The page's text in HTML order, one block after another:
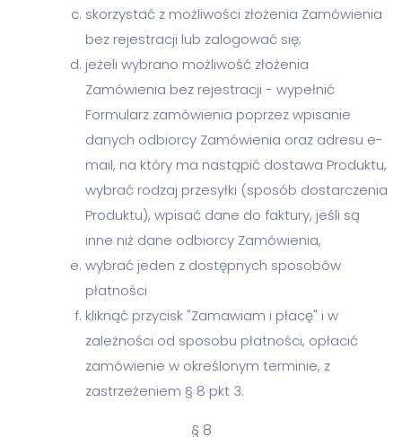
skorzystać z możliwości złożenia Zamówienia
bez rejestracji lub zalogować się;
jeżeli wybrano możliwość złożenia
Zamówienia bez rejestracji - wypełnić
Formularz zamówienia poprzez wpisanie
danych odbiorcy Zamówienia oraz adresu e-
mail, na który ma nastąpić dostawa Produktu,
wybrać rodzaj przesyłki (sposób dostarczenia
Produktu), wpisać dane do faktury, jeśli są
inne niż dane odbiorcy Zamówienia,
wybrać jeden z dostępnych sposobów
płatności
kliknąć przycisk "Zamawiam i płacę" i w
zależności od sposobu płatności, opłacić
zamówienie w określonym terminie, z
zastrzeżeniem § 8 pkt 3.
§ 8